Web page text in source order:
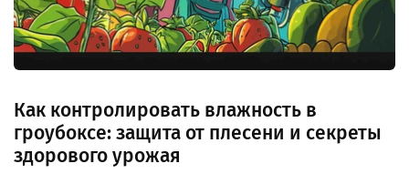
Как контролировать влажность в
гроубоксе: защита от плесени и секреты
здорового урожая